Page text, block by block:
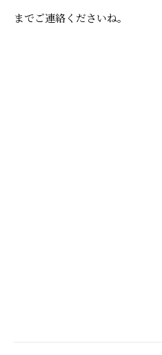
までご連絡くださいね。